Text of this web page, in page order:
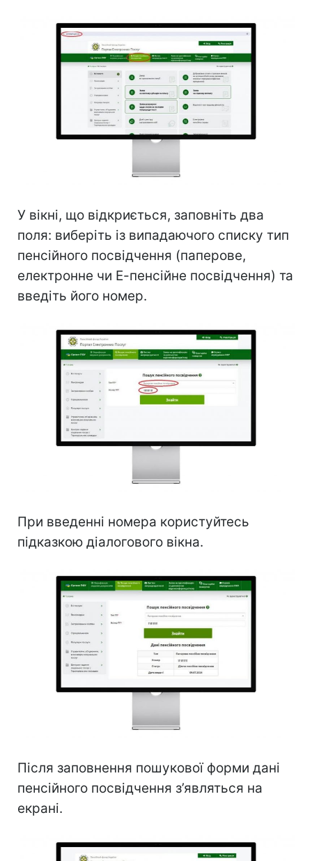
У вікні, що відкриється, заповніть два
поля: виберіть із випадаючого списку тип
пенсійного посвідчення (паперове,
електронне чи Е-пенсійне посвідчення) та
введіть його номер.
При введенні номера користуйтесь
підказкою діалогового вікна.
Після заповнення пошукової форми дані
пенсійного посвідчення з’являться на
екрані.